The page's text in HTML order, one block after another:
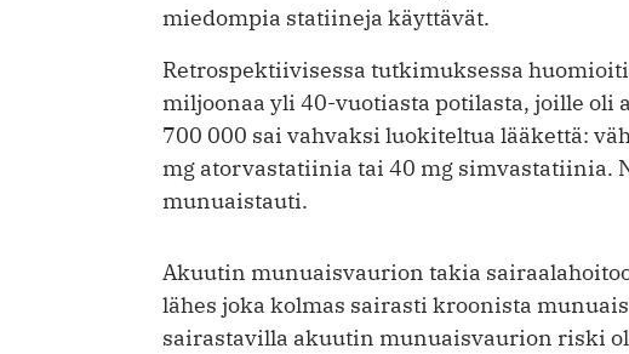
miedompia statiineja käyttävät.
Retrospektiivisessa tutkimuksessa
miljoonaa yli 40-vuotiasta potilasta, joille oli
700 000 sai vahvaksi luokiteltua lääkettä:
mg atorvastatiinia tai 40 mg simvastatiinia.
munuaistauti.
Akuutin munuaisvaurion takia
lähes joka kolmas sairasti kroonista
sairastavilla akuutin munuaisvaurion riski